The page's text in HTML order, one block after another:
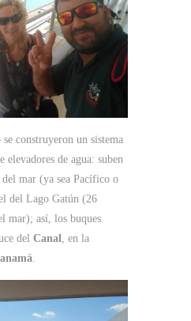
construyeron un sistema
elevadores de agua: suben
mar (ya sea Pacífico o
del Lago Gatún (26
mar); así, los buques
del Canal , en la